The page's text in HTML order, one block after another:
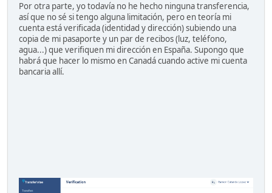
Por otra parte, yo todavía no he hecho ninguna transferencia,
así que no sé si tengo alguna limitación, pero en teoría mi
cuenta está verificada (identidad y dirección) subiendo una
copia de mi pasaporte y un par de recibos (luz, teléfono,
agua...) que verifiquen mi dirección en España. Supongo que
habrá que hacer lo mismo en Canadá cuando active mi cuenta
bancaria allí.